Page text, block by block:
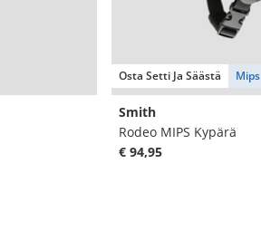
Osta Setti Ja Säästä Mips
Smith
Rodeo MIPS Kypärä
€ 94,95